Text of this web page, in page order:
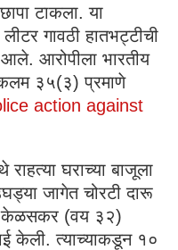
टाकला. या
गावठी हातभट्टीची
आरोपीला भारतीय
३५(३) प्रमाणे
action against
घराच्या बाजूला
जागेत चोरटी दारू
केळसकर (वय ३२)
केली. त्याच्याकडून १०